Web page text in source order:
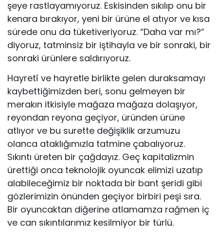
şeye rastlayamıyoruz. Eskisinden sıkılıp onu bir
kenara bırakıyor, yeni bir ürüne el atıyor ve kısa
sürede onu da tüketiveriyoruz. “Daha var mı?”
diyoruz, tatminsiz bir iştihayla ve bir sonraki, bir
sonraki ürünlere saldırıyoruz.
Hayretî ve hayretle birlikte gelen duraksamayı
kaybettiğimizden beri, sonu gelmeyen bir
merakın itkisiyle mağaza mağaza dolaşıyor,
reyondan reyona geçiyor, üründen ürüne
atlıyor ve bu surette değişiklik arzumuzu
olanca ataklığımızla tatmine çabalıyoruz.
Sıkıntı üreten bir çağdayız. Geç kapitalizmin
ürettiği onca teknolojik oyuncak elimizi uzatıp
alabileceğimiz bir noktada bir bant şeridi gibi
gözlerimizin önünden geçiyor birbiri peşi sıra.
Bir oyuncaktan diğerine atlamamza rağmen iç
ve can sıkıntılarımız kesilmiyor bir türlü.